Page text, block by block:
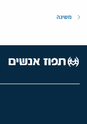
משינה